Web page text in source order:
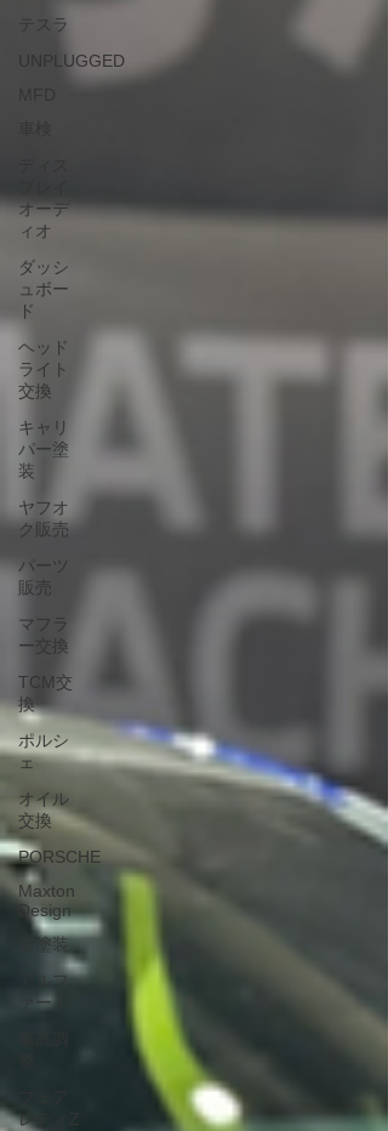
テスラ
UNPLUGGED
オーデ
ィオ
ダッシ
ュボー
ド
ヘッド
ライト
交換
キャリ
パー塗
装
ヤフオ
ク販売
パーツ
販売
マフラ
ー交換
TCM交
換
ポルシ
ェ
オイル
交換
PORSCHE
Maxton
Design
全塗装
アルフ
ァード
レディZ